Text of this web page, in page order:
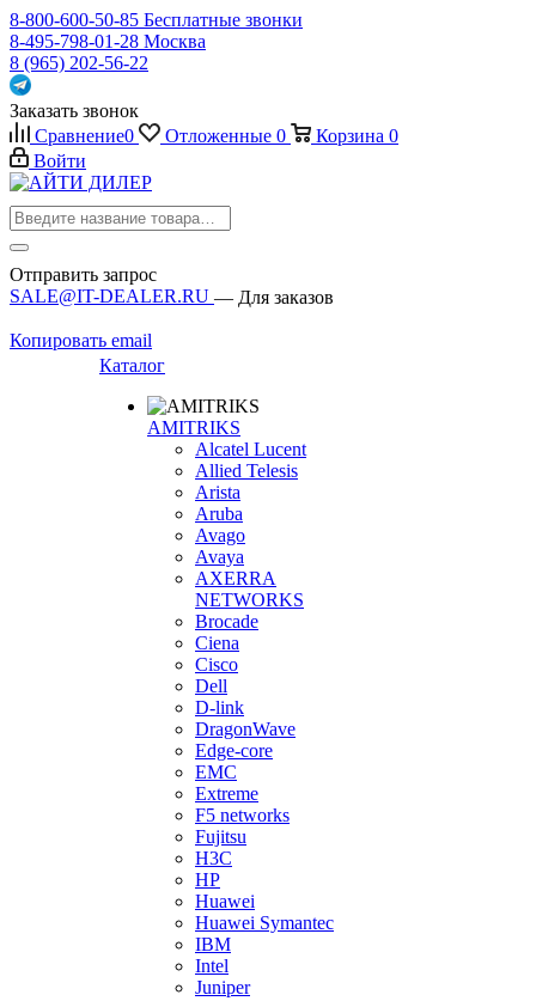
8-800-600-50-85 Бесплатные звонки
8-495-798-01-28 Москва
8 (965) 202-56-22
Заказать звонок
Сравнение0 Отложенные 0 Корзина 0
Войти
Отправить запрос
SALE@IT-DEALER.RU — Для заказов
Копировать email
Каталог
AMITRIKS
Alcatel Lucent
Allied Telesis
Arista
Aruba
Avago
Avaya
AXERRA
NETWORKS
Brocade
Ciena
Cisco
Dell
D-link
DragonWave
Edge-core
EMC
Extreme
F5 networks
Fujitsu
H3С
HP
Huawei
Huawei Symantec
IBM
Intel
Juniper